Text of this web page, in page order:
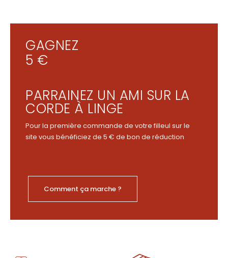
GAGNEZ
5 €
PARRAINEZ UN AMI SUR LA
CORDE À LINGE
Pour la première commande de votre filleul sur le
site vous bénéficiez de 5 € de bon de réduction
Comment ça marche ?